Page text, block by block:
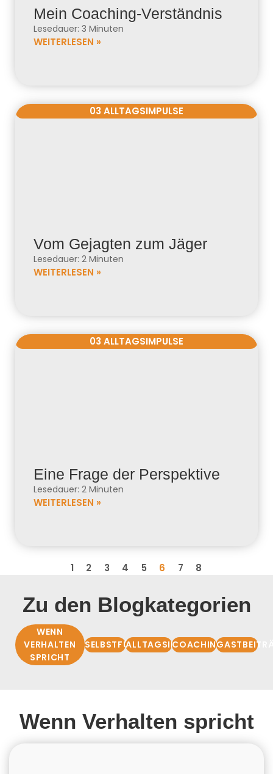
Mein Coaching-Verständnis
Lesedauer: 3 Minuten
WEITERLESEN »
03 ALLTAGSIMPULSE
Vom Gejagten zum Jäger
Lesedauer: 2 Minuten
WEITERLESEN »
03 ALLTAGSIMPULSE
Eine Frage der Perspektive
Lesedauer: 2 Minuten
WEITERLESEN »
1 2 3 4 5 6 7 8
Zu den Blogkategorien
WENN
VERHALTEN
SPRICHT
SELBSTFÜHRUNGALLTAGSIMPULSECOACHINGBASIS
Wenn Verhalten spricht